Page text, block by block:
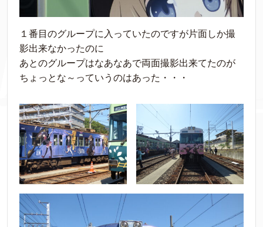
１番目のグループに入っていたのですが片面しか撮
影出来なかったのに
あとのグループはなあなあで両面撮影出来てたのが
ちょっとな～っていうのはあった・・・